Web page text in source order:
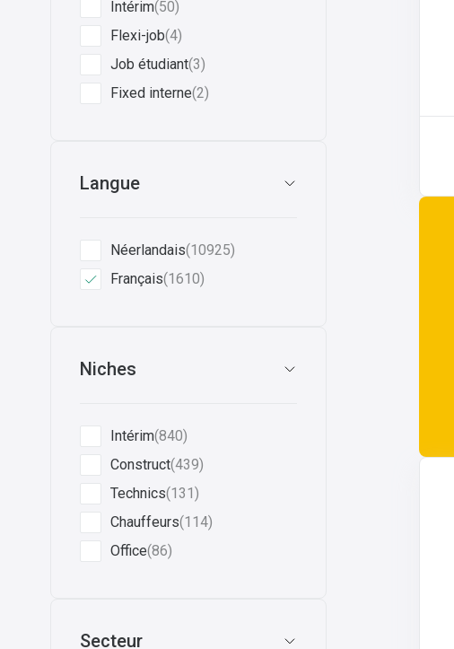
Intérim(50)
Flexi-job(4)
Job étudiant(3)
Fixed interne(2)
Langue
Néerlandais(10925)
Français(1610)
Niches
Intérim(840)
Construct(439)
Technics(131)
Chauffeurs(114)
Office(86)
Secteur